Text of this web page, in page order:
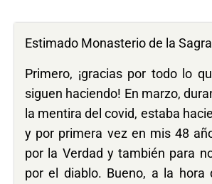
Estimado Monasterio de la
Primero, ¡gracias por todo lo
siguen haciendo! En marzo,
la mentira del covid, estaba
y por primera vez en mis 48
por la Verdad y también para
por el diablo. Bueno, a la hora